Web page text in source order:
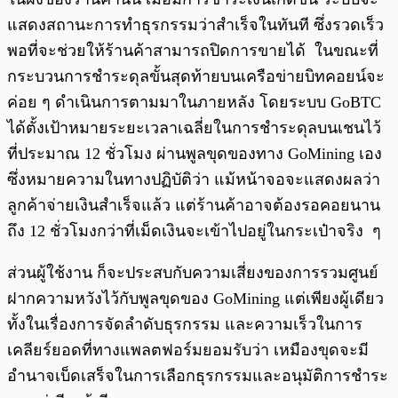
แสดงสถานะการทำธุรกรรมว่าสำเร็จในทันที ซึ่งรวดเร็ว
พอที่จะช่วยให้ร้านค้าสามารถปิดการขายได้ ในขณะที่
กระบวนการชำระดุลขั้นสุดท้ายบนเครือข่ายบิทคอยน์จะ
ค่อย ๆ ดำเนินการตามมาในภายหลัง โดยระบบ GoBTC
ได้ตั้งเป้าหมายระยะเวลาเฉลี่ยในการชำระดุลบนเชนไว้
ที่ประมาณ 12 ชั่วโมง ผ่านพูลขุดของทาง GoMining เอง
ซึ่งหมายความในทางปฏิบัติว่า แม้หน้าจอจะแสดงผลว่า
ลูกค้าจ่ายเงินสำเร็จแล้ว แต่ร้านค้าอาจต้องรอคอยนาน
ถึง 12 ชั่วโมงกว่าที่เม็ดเงินจะเข้าไปอยู่ในกระเป๋าจริง ๆ
ส่วนผู้ใช้งาน ก็จะประสบกับความเสี่ยงของการรวมศูนย์
ฝากความหวังไว้กับพูลขุดของ GoMining แต่เพียงผู้เดียว
ทั้งในเรื่องการจัดลำดับธุรกรรม และความเร็วในการ
เคลียร์ยอดที่ทางแพลตฟอร์มยอมรับว่า เหมืองขุดจะมี
อำนาจเบ็ดเสร็จในการเลือกธุรกรรมและอนุมัติการชำระ